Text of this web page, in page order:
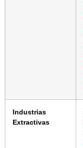
Industrias
Extractivas